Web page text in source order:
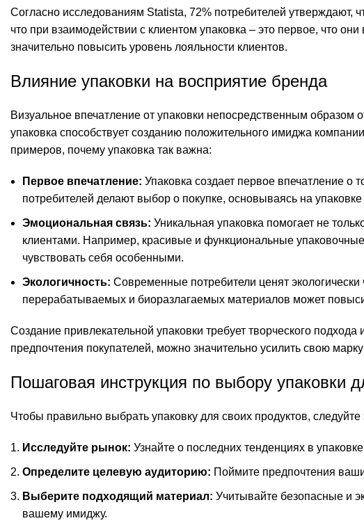
Согласно исследованиям Statista, 72% потребителей утверждают,
что при взаимодействии с клиентом упаковка – это первое, что
значительно повысить уровень лояльности клиентов.
Влияние упаковки на восприятие бренда
Визуальное впечатление от упаковки непосредственным образом
упаковка способствует созданию положительного имиджа
примеров, почему упаковка так важна:
Первое впечатление: Упаковка создает первое впечатление о
потребителей делают выбор о покупке, основываясь на упаковке
Эмоциональная связь: Уникальная упаковка помогает не
клиентами. Например, красивые и функциональные
чувствовать себя особенными.
Экологичность: Современные потребители ценят
перерабатываемых и биоразлагаемых материалов может
Создание привлекательной упаковки требует творческого
предпочтения покупателей, можно значительно усилить свою
Пошаговая инструкция по выбору упаковки
Чтобы правильно выбрать упаковку для своих продуктов,
Исследуйте рынок: Узнайте о последних тенденциях в
Определите целевую аудиторию: Поймите предпочтения
Выберите подходящий материал: Учитывайте безопасные и
вашему имиджу.